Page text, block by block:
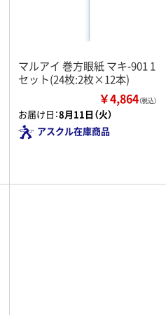
マルアイ 巻方眼紙 マキ-901 1
セット(24枚:2枚×12本)
￥4,864（税込）
お届け日：8月11日（火）
アスクル在庫商品